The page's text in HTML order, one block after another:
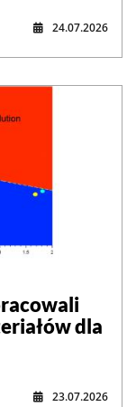
24.07.2026
dla
23.07.2026